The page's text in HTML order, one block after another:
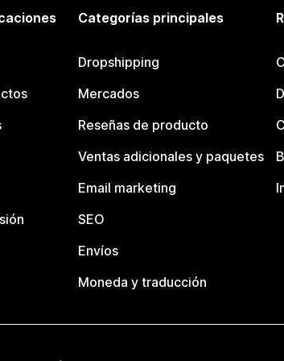
Categorías principales
Dropshipping
Mercados
Reseñas de producto
Ventas adicionales y paquetes
Email marketing
SEO
Envíos
Moneda y traducción